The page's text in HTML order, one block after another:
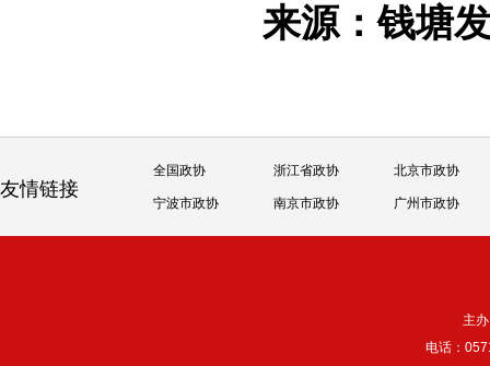
来源：钱
友情链接
全国政协 浙江省政协 北京市政协
宁波市政协 南京市政协 广州市政协
主
电话：